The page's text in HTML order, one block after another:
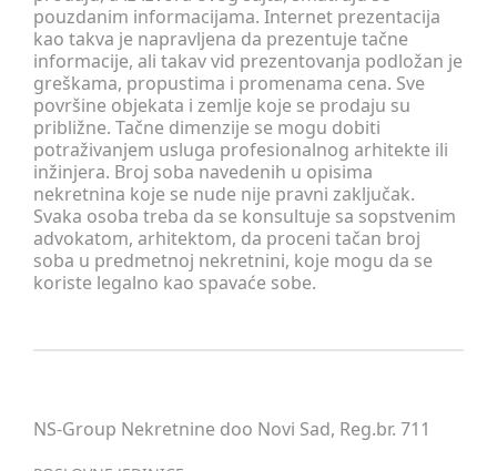
pouzdanim informacijama. Internet prezentacija
kao takva je napravljena da prezentuje tačne
informacije, ali takav vid prezentovanja podložan je
greškama, propustima i promenama cena. Sve
površine objekata i zemlje koje se prodaju su
približne. Tačne dimenzije se mogu dobiti
potraživanjem usluga profesionalnog arhitekte ili
inžinjera. Broj soba navedenih u opisima
nekretnina koje se nude nije pravni zaključak.
Svaka osoba treba da se konsultuje sa sopstvenim
advokatom, arhitektom, da proceni tačan broj
soba u predmetnoj nekretnini, koje mogu da se
koriste legalno kao spavaće sobe.
NS-Group Nekretnine doo Novi Sad, Reg.br. 711